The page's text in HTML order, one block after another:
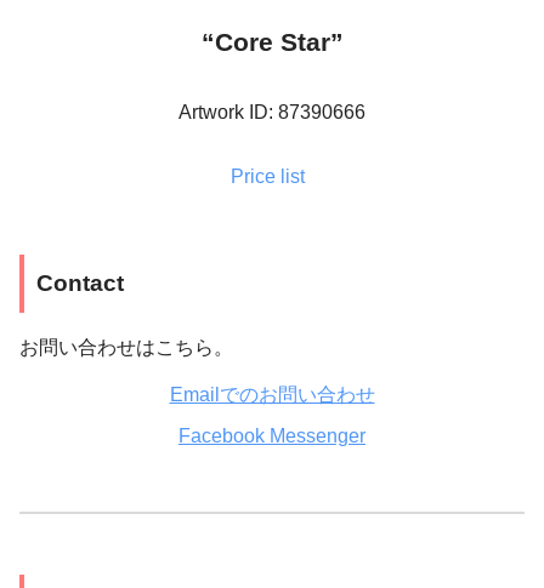
“Core Star”
Artwork ID: 87390666
Price list
Contact
お問い合わせはこちら。
Emailでのお問い合わせ
Facebook Messenger